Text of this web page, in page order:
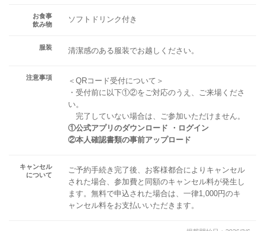
お食事
飲み物
ソフトドリンク付き
服装 清潔感のある服装でお越しください。
注意事項
＜QRコード受付について＞
・受付前に以下①②をご対応のうえ、ご来場くださ
い。
完了していない場合は、ご参加いただけません。
①公式アプリのダウンロード ・ログイン
②本人確認書類の事前アップロード
キャンセル
について
ご予約手続き完了後、お客様都合によりキャンセル
された場合、参加費と同額のキャンセル料が発生し
ます。無料で申込された場合は、一律1,000円のキ
ャンセル料をお支払いいただきます。